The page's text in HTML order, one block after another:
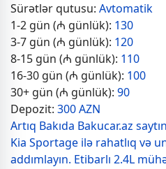
Sürətlər qutusu: Avtomatik
1-2 gün (₼ günlük): 130
3-7 gün (₼ günlük): 120
8-15 gün (₼ günlük): 110
16-30 gün (₼ günlük): 100
30+ gün (₼ günlük): 90
Depozit: 300 AZN
Artıq Bakıda Bakucar.az
Kia Sportage ilə rahatlıq və
addımlayın. Etibarlı 2.4L